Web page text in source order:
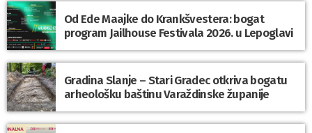
Od Ede Maajke do Krankšvestera: bogat
program Jailhouse Festivala 2026. u Lepoglavi
Gradina Slanje – Stari Gradec otkriva bogatu
arheološku baštinu Varaždinske županije